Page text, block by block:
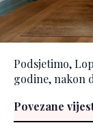
Podsjetimo,
godine, nakon
Povezane